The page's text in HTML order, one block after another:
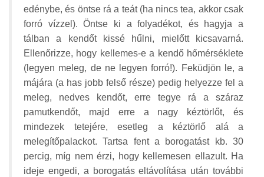
edénybe, és öntse rá a teát (ha nincs tea, akkor csak
forró vízzel). Öntse ki a folyadékot, és hagyja a
tálban a kendőt kissé hűlni, mielőtt kicsavarná.
Ellenőrizze, hogy kellemes-e a kendő hőmérséklete
(legyen meleg, de ne legyen forró!). Feküdjön le, a
májára (a has jobb felső része) pedig helyezze fel a
meleg, nedves kendőt, erre tegye rá a száraz
pamutkendőt, majd erre a nagy kéztörlőt, és
mindezek tetejére, esetleg a kéztörlő alá a
melegítőpalackot. Tartsa fent a borogatást kb. 30
percig, míg nem érzi, hogy kellemesen ellazult. Ha
ideje engedi, a borogatás eltávolítása után további